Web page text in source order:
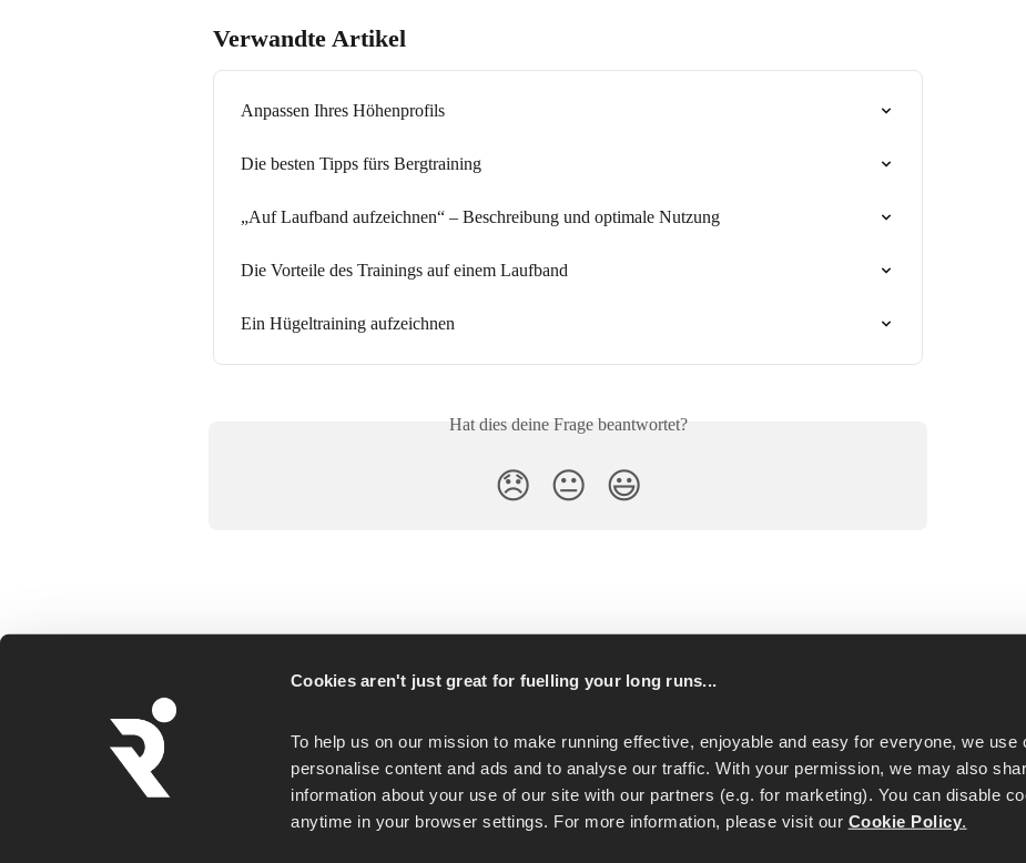
Cookies aren't just great for fuelling your long runs...
To help us on our mission to make running effective, enjoyable and easy for everyone, we use
personalise content and ads and to analyse our traffic. With your permission, we may also
information about your use of our site with our partners (e.g. for marketing). You can disable
anytime in your browser settings. For more information, please visit our Cookie Policy.
Verwandte Artikel
Anpassen Ihres Höhenprofils
Die besten Tipps fürs Bergtraining
„Auf Laufband aufzeichnen“ – Beschreibung und optimale Nutzung
Die Vorteile des Trainings auf einem Laufband
Ein Hügeltraining aufzeichnen
Hat dies deine Frage beantwortet?
😞 😐 😃
for everyday runners, whether you goal is a
first 5K or a faster marathon.